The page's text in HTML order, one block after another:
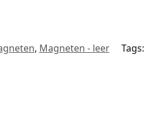
, Magneten - leer Tags: